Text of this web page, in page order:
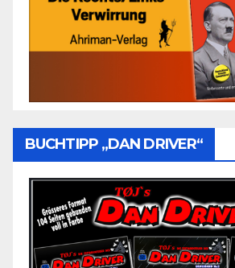
BUCHTIPP „DAN DRIVER“